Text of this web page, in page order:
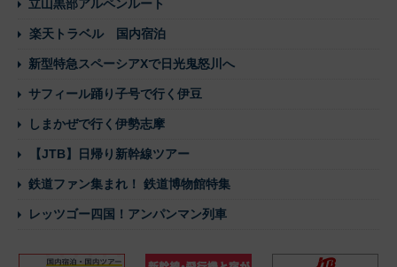
立山黒部アルペンルート
楽天トラベル 国内宿泊
新型特急スペーシアXで日光鬼怒川へ
サフィール踊り子号で行く伊豆
しまかぜで行く伊勢志摩
【JTB】日帰り新幹線ツアー
鉄道ファン集まれ！ 鉄道博物館特集
レッツゴー四国！アンパンマン列車